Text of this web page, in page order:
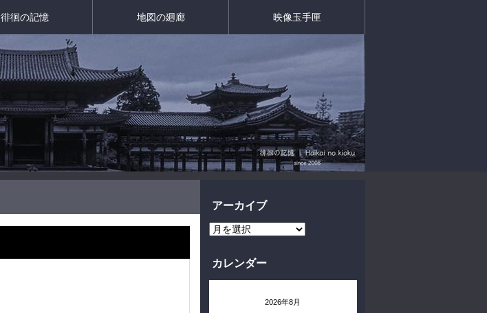
徘徊の記憶 地図の廻廊 映像玉手匣
アーカイブ
ア
ー
ブ
カレンダー
2026年8月